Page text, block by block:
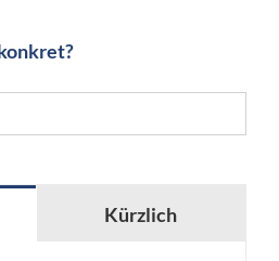
Kürzlich